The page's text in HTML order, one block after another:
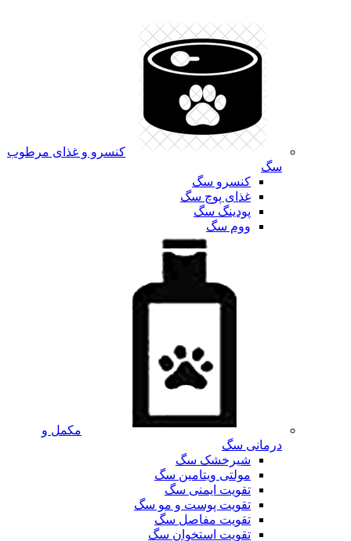
کنسرو و غذای مرطوب
سگ
کنسرو سگ
غذای پوچ سگ
پودینگ سگ
ووم سگ
مکمل و
درمانی سگ
شیرخشک سگ
مولتی ویتامین سگ
تقویت ایمنی سگ
تقویت پوست و مو سگ
تقویت مفاصل سگ
تقویت استخوان سگ